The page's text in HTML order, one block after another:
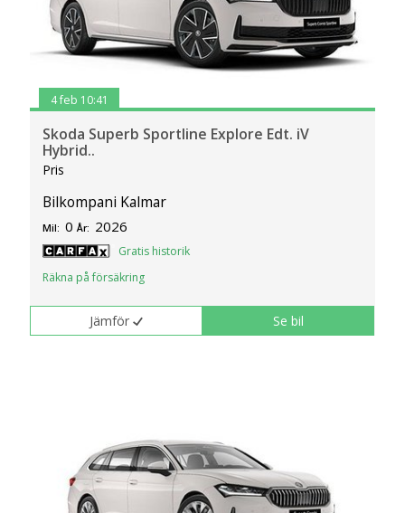
4 feb 10:41
Skoda Superb Sportline Explore Edt. iV
Hybrid..
Pris
Bilkompani Kalmar
Mil: 0 År: 2026
Gratis historik
Räkna på försäkring
Jämför Se bil